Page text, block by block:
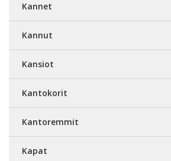
Kannet
Kannut
Kansiot
Kantokorit
Kantoremmit
Kapat